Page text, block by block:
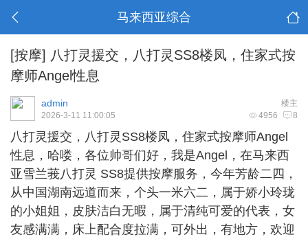
马来西亚综合
[按摩] 八打灵援交，八打灵SS8楼凤，住家式按
摩师Angel性息
楼主
admin
4956 8
2026-3-11 11:00:05
八打灵援交 ，八打灵SS8楼凤，住家式按摩师Angel
性息，哈喽，各位帅哥们好，我是Angel，在马来西
亚雪兰莪八打灵 SS8提供按摩服务，今年芳龄二四，
从中国湖南远道而来，个头一米六二，属于娇小玲珑
的小姐姐，皮肤洁白无暇，属于清纯可爱的代表，女
友感满满，床上配合度拉满，可外出，有地方，欢迎